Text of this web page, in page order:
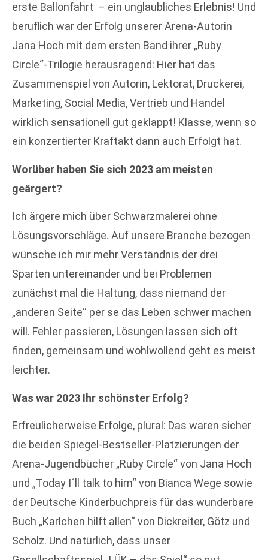
erste Ballonfahrt – ein unglaubliches Erlebnis! Und
beruflich war der Erfolg unserer Arena-Autorin
Jana Hoch mit dem ersten Band ihrer „Ruby
Circle“-Trilogie herausragend: Hier hat das
Zusammenspiel von Autorin, Lektorat, Druckerei,
Marketing, Social Media, Vertrieb und Handel
wirklich sensationell gut geklappt! Klasse, wenn so
ein konzertierter Kraftakt dann auch Erfolgt hat.
Worüber haben Sie sich 2023 am meisten
geärgert?
Ich ärgere mich über Schwarzmalerei ohne
Lösungsvorschläge. Auf unsere Branche bezogen
wünsche ich mir mehr Verständnis der drei
Sparten untereinander und bei Problemen
zunächst mal die Haltung, dass niemand der
„anderen Seite“ per se das Leben schwer machen
will. Fehler passieren, Lösungen lassen sich oft
finden, gemeinsam und wohlwollend geht es meist
leichter.
Was war 2023 Ihr schönster Erfolg?
Erfreulicherweise Erfolge, plural: Das waren sicher
die beiden Spiegel-Bestseller-Platzierungen der
Arena-Jugendbücher „Ruby Circle“ von Jana Hoch
und „Today I´ll talk to him“ von Bianca Wege sowie
der Deutsche Kinderbuchpreis für das wunderbare
Buch „Karlchen hilft allen“ von Dickreiter, Götz und
Scholz. Und natürlich, dass unser